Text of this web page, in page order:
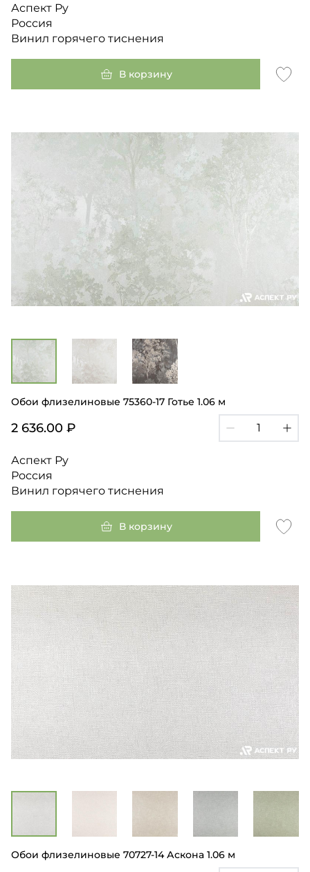
Аспект Ру
Россия
Винил горячего тиснения
В корзину
Обои флизелиновые 75360-17 Готье 1.06 м
2 636.00 ₽
Аспект Ру
Россия
Винил горячего тиснения
В корзину
Обои флизелиновые 70727-14 Аскона 1.06 м